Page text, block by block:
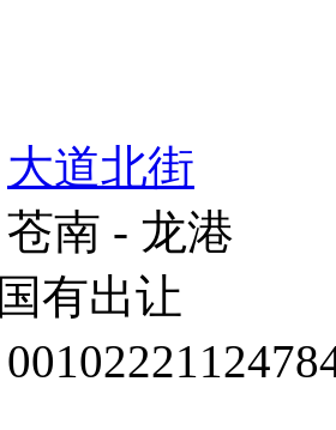
大道北街
苍南 - 龙港
国有出让